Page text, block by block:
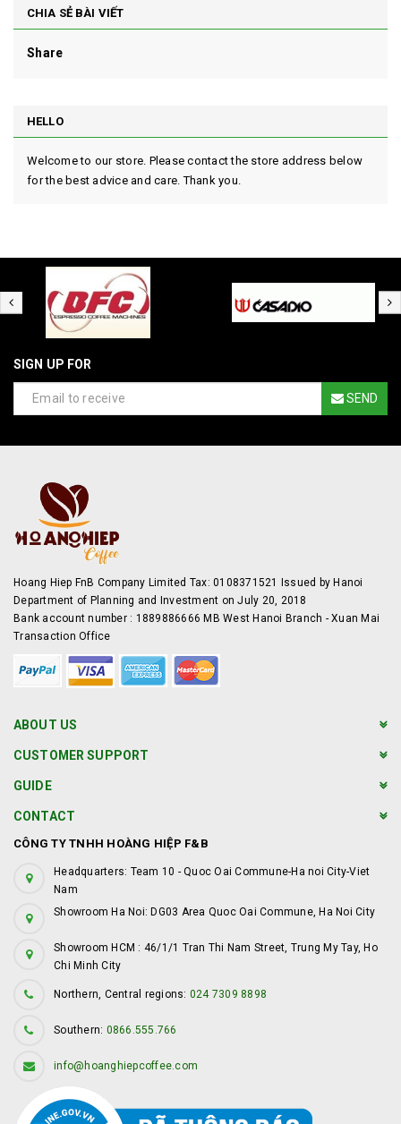
CHIA SẺ BÀI VIẾT
Share
HELLO
Welcome to our store. Please contact the store address below
for the best advice and care. Thank you.
SIGN UP FOR
SEND
Hoang Hiep FnB Company Limited Tax: 0108371521 Issued by Hanoi
Department of Planning and Investment on July 20, 2018
Bank account number : 1889886666 MB West Hanoi Branch - Xuan Mai
Transaction Office
ABOUT US
CUSTOMER SUPPORT
GUIDE
CONTACT
CÔNG TY TNHH HOÀNG HIỆP F&B
Headquarters: Team 10 - Quoc Oai Commune-Ha noi City-Viet
Nam
Showroom Ha Noi: DG03 Area Quoc Oai Commune, Ha Noi City
Showroom HCM : 46/1/1 Tran Thi Nam Street, Trung My Tay, Ho
Chi Minh City
Northern, Central regions: 024 7309 8898
Southern: 0866.555.766
info@hoanghiepcoffee.com